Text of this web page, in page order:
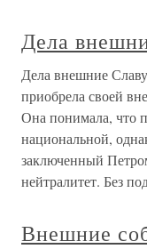
Дела
Дела внешние
приобрела своей
Она понимала, что
национальной,
заключенный
нейтралитет. Без
Внешние